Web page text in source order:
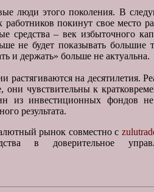
люди этого поколения. В
покинут свое место
средства – век избыточного
не будет показывать большие
и держать» больше не актуальна.
на десятилетия.
они чувствительны к
из инвестиционных фондов не
результата.
рынок совместно с
в доверительное